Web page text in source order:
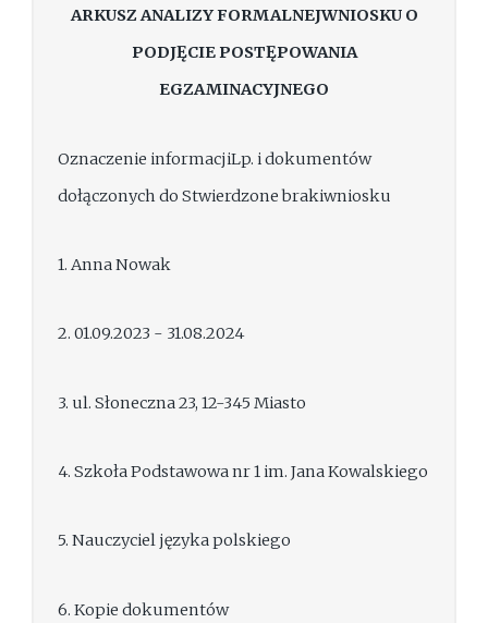
ARKUSZ ANALIZY FORMALNEJWNIOSKU O
PODJĘCIE POSTĘPOWANIA
EGZAMINACYJNEGO
Oznaczenie informacjiLp. i dokumentów
dołączonych do Stwierdzone brakiwniosku
1. Anna Nowak
2. 01.09.2023 - 31.08.2024
3. ul. Słoneczna 23, 12-345 Miasto
4. Szkoła Podstawowa nr 1 im. Jana Kowalskiego
5. Nauczyciel języka polskiego
6. Kopie dokumentów